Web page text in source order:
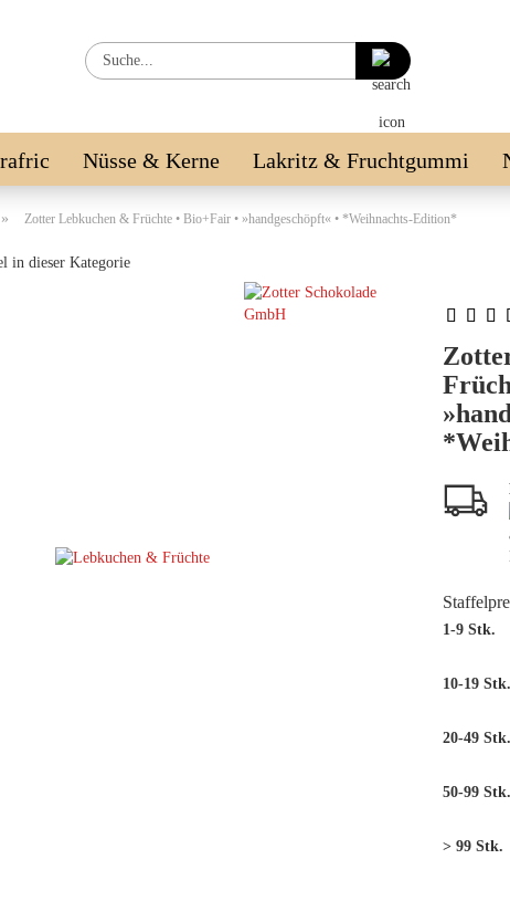
Suche...
Nüsse & Kerne Lakritz & Fruchtgummi
%
» Zotter Lebkuchen & Früchte • Bio+Fair • »handgeschöpft« • *Weihnachts-Edition*
in dieser Kategorie
1-9 Stk.
10-19 Stk.
20-49 Stk.
50-99 Stk.
> 99 Stk.